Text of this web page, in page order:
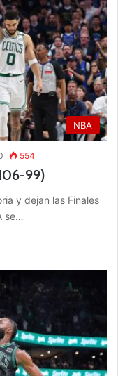
NBA
554
99)
y dejan las Finales
se…